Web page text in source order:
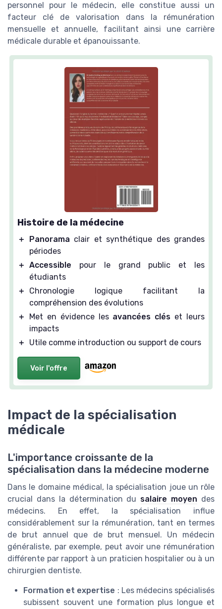
personnel pour le médecin, elle constitue aussi un
facteur clé de valorisation dans la rémunération
mensuelle et annuelle, facilitant ainsi une carrière
médicale durable et épanouissante.
Histoire de la médecine
＋ Panorama clair et synthétique des grandes
périodes
＋ Accessible pour le grand public et les
étudiants
＋
Chronologie logique facilitant la
compréhension des évolutions
＋
Met en évidence les avancées clés et leurs
impacts
＋
Utile comme introduction ou support de cours
Voir l'offre
Impact de la spécialisation
médicale
L'importance croissante de la
spécialisation dans la médecine moderne
Dans le domaine médical, la spécialisation joue un rôle
crucial dans la détermination du salaire moyen des
médecins. En effet, la spécialisation influe
considérablement sur la rémunération, tant en termes
de brut annuel que de brut mensuel. Un médecin
généraliste, par exemple, peut avoir une rémunération
différente par rapport à un praticien hospitalier ou à un
chirurgien dentiste.
Formation et expertise : Les médecins spécialisés
subissent souvent une formation plus longue et